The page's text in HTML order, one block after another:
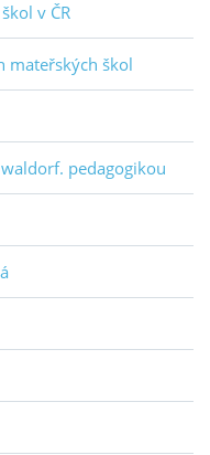
v ČR
mateřských škol
pedagogikou